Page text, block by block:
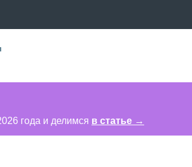
года и делимся в статье →